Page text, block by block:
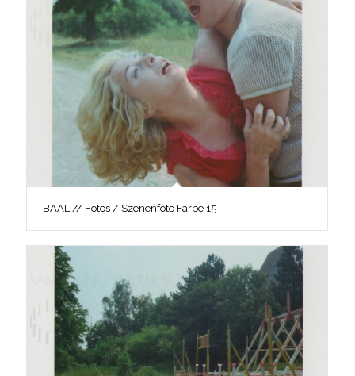
BAAL // Fotos / Szenenfoto Farbe 15